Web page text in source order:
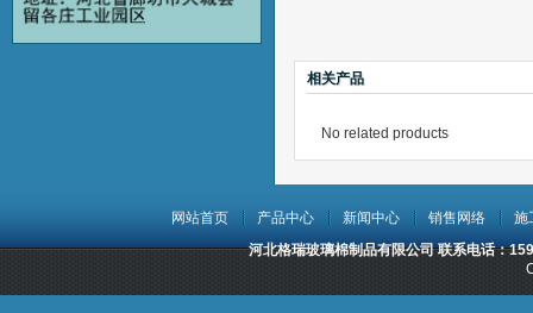
相关产品
No related products
网站首页 产品中心 新闻中心 销售网络
施
河北格瑞玻璃棉制品有限公司 联系电话：